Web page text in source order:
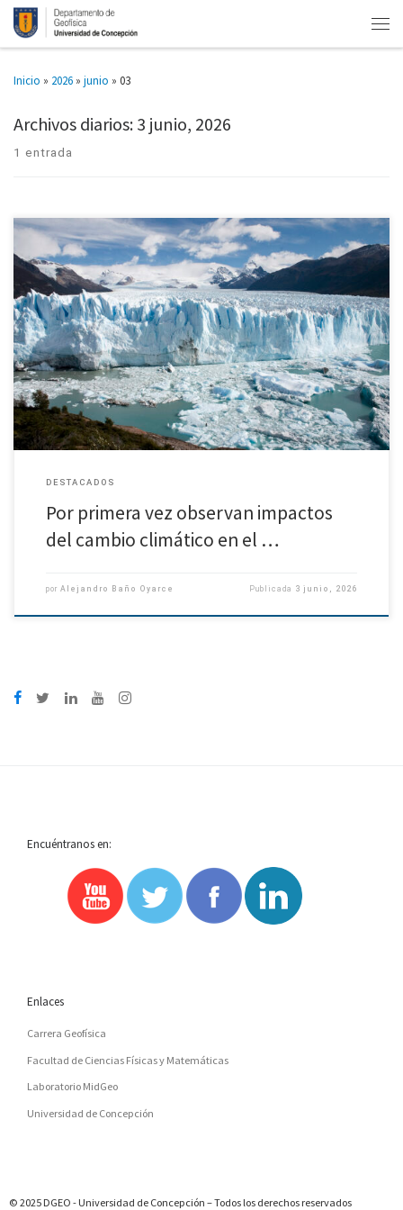
Inicio » 2026 » junio » 03
Archivos diarios:3 junio, 2026
1 entrada
Sólo en 2025 retrocedió 385 metros. Durante décadas el Glaciar Perito
Moreno fue considerado una excepción entre los grandes glaciares de la
Patagonia. Mientras en Campo de Hielo Patagónico Sur […]
DESTACADOS
Por primera vez observan impactos
del cambio climático en el …
por Alejandro Baño Oyarce Publicada 3 junio, 2026
Encuéntranos en:
Enlaces
Carrera Geofísica
Facultad de Ciencias Físicas y Matemáticas
Laboratorio MidGeo
Universidad de Concepción